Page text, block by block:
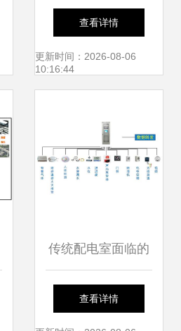
监控系统 打造安全
高效的智慧用电新
查看详情
更新时间：2026-08-06
10:16:44
传统配电室面临的
挑战与智能控制系
查看详情